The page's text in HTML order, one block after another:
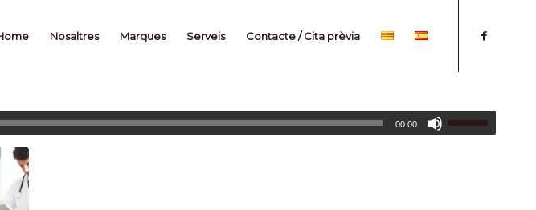
Nosaltres Marques Serveis Contacte / Cita prèvia
00:00